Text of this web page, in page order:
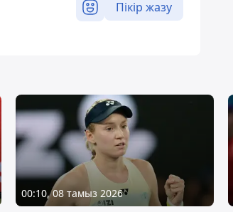
Пікір жазу
00:10, 08 тамыз 2026